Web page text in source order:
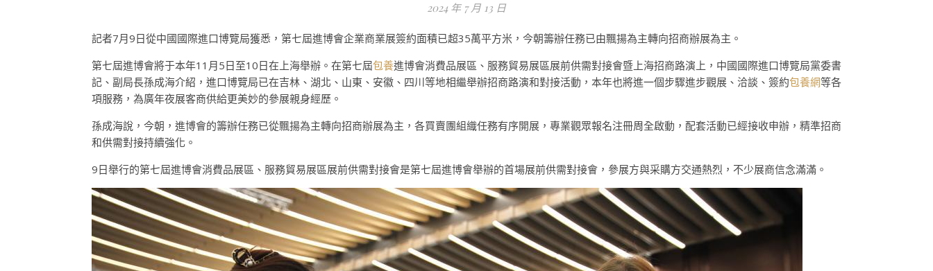
2024 年 7 月 13 日
記者7月9日從中國國際進口博覽局獲悉，第七屆進博會企業商業展簽約面積已超35萬平方米，今朝籌辦任務已由飄揚為主轉向招商辦展為主。
第七屆進博會將于本年11月5日至10日在上海舉辦。在第七屆包養進博會消費品展區、服務貿易展區展前供需對接會暨上海招商路演上，中國國際進口博覽局黨委書
記、副局長孫成海介紹，進口博覽局已在吉林、湖北、山東、安徽、四川等地相繼舉辦招商路演和對接活動，本年也將進一個步驟進步觀展、洽談、簽約包養網等各
項服務，為廣年夜展客商供給更美妙的參展親身經歷。
孫成海說，今朝，進博會的籌辦任務已從飄揚為主轉向招商辦展為主，各買賣團組織任務有序開展，專業觀眾報名注冊周全啟動，配套活動已經接收申辦，精準招商
和供需對接持續強化。
9日舉行的第七屆進博會消費品展區、服務貿易展區展前供需對接會是第七屆進博會舉辦的首場展前供需對接會，參展方與采購方交通熱烈，不少展商信念滿滿。